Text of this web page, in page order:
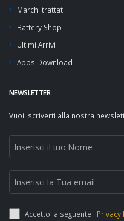
Marchi trattati
Battery Shop
Ultimi Arrivi
Apps Download
NEWSLETTER
Vuoi iscriverti alla nostra
Accetto la seguente Privacy